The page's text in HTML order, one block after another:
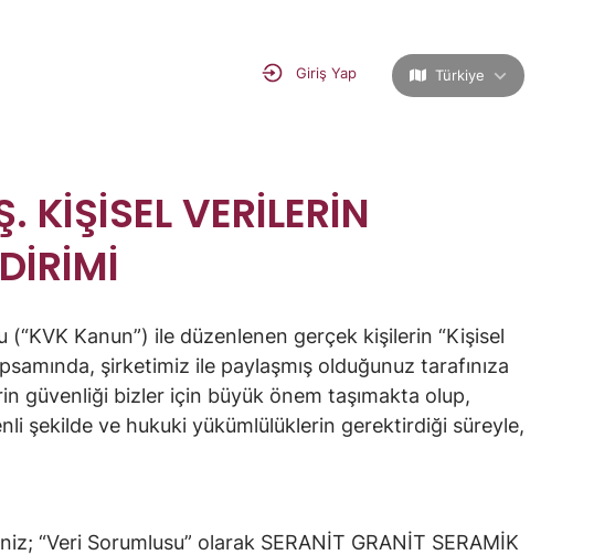
Giriş Yap Türkiye
KİŞİSEL VERİLERİN
(“KVK Kanun”) ile düzenlenen gerçek kişilerin “Kişisel
şirketimiz ile paylaşmış olduğunuz tarafınıza
güvenliği bizler için büyük önem taşımakta olup,
şekilde ve hukuki yükümlülüklerin gerektirdiği süreyle,
“Veri Sorumlusu” olarak SERANİT GRANİT SERAMİK